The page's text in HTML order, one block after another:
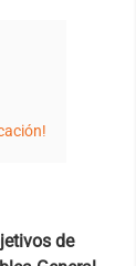
de